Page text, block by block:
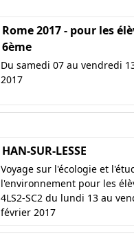
Rome 2017 - pour les
6ème
Du samedi 07 au vendredi
2017
HAN-SUR-LESSE
Voyage sur l'écologie et
l'environnement pour les
4LS2-SC2 du lundi 13 au
février 2017